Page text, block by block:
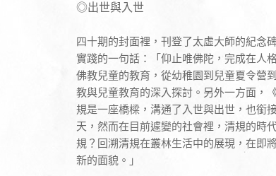
◎出世與入世
四十期的封面裡，刊登了太虛大師的紀念
實踐的一句話：「仰止唯佛陀，完成在人
佛教兒童的教育，從幼稚園到兒童夏令營
教與兒童教育的深入探討。另外一方面，
規是一座橋樑，溝通了入世與出世，也銜
天，然而在目前遽變的社會裡，清規的時
規？回溯清規在叢林生活中的展現，在即
新的面貌。」